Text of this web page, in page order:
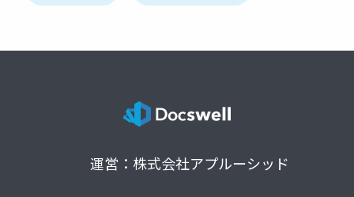
運営：株式会社アプルーシッド